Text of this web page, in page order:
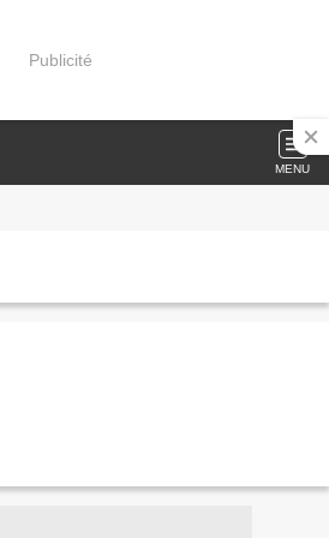
Publicité
MENU